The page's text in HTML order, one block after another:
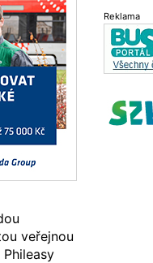
veřejnou
Reklama